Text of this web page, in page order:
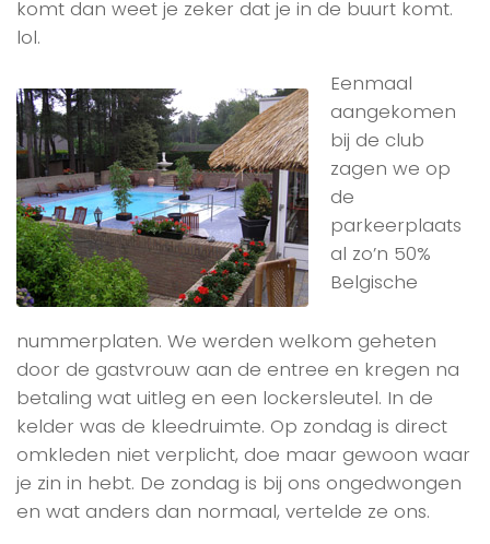
komt dan weet je zeker dat je in de buurt komt.
lol.
Eenmaal
aangekomen
bij de club
zagen we op
de
parkeerplaats
al zo’n 50%
Belgische
nummerplaten. We werden welkom geheten
door de gastvrouw aan de entree en kregen na
betaling wat uitleg en een lockersleutel. In de
kelder was de kleedruimte. Op zondag is direct
omkleden niet verplicht, doe maar gewoon waar
je zin in hebt. De zondag is bij ons ongedwongen
en wat anders dan normaal, vertelde ze ons.